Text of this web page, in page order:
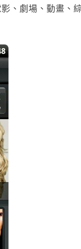
、劇場、動畫、